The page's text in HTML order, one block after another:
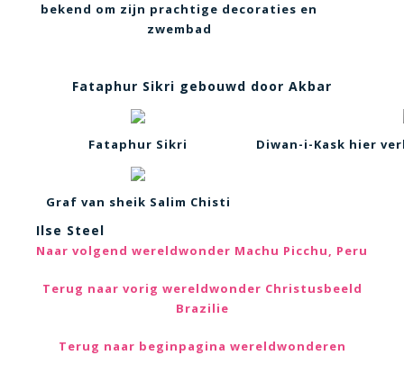
bekend om zijn prachtige decoraties en
zwembad
Fataphur Sikri gebouwd door Akbar
Fataphur Sikri Diwan-i-Kask hier
Graf van sheik Salim Chisti
Ilse Steel
Naar volgend wereldwonder Machu Picchu, Peru
Terug naar vorig wereldwonder Christusbeeld
Brazilie
Terug naar beginpagina wereldwonderen